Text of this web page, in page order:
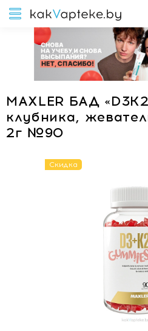
MAXLER БАД
клубника,
2г №90
Скидка